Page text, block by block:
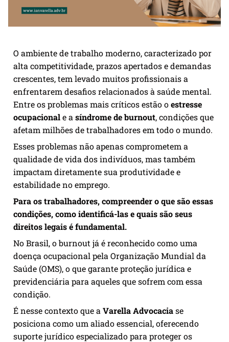
O ambiente de trabalho moderno, caracterizado por
alta competitividade, prazos apertados e demandas
crescentes, tem levado muitos profissionais a
enfrentarem desafios relacionados à saúde mental.
Entre os problemas mais críticos estão oestresse
ocupacionale a síndrome de burnout, condições que
afetam milhões de trabalhadores em todo o mundo.
Esses problemas não apenas comprometem a
qualidade de vida dos indivíduos, mas também
impactam diretamente sua produtividade e
estabilidade no emprego.
Para os trabalhadores, compreender o que são essas
condições, como identificá-las e quais são seus
direitos legais é fundamental.
No Brasil, o burnout já é reconhecido como uma
doença ocupacional pela Organização Mundial da
Saúde (OMS), o que garante proteção jurídica e
previdenciária para aqueles que sofrem com essa
condição.
É nesse contexto que a Varella Advocaciase
posiciona como um aliado essencial, oferecendo
suporte jurídico especializado para proteger os